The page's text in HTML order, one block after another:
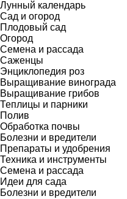
Лунный календарь
Сад и огород
Плодовый сад
Огород
Семена и рассада
Саженцы
Энциклопедия роз
Выращивание винограда
Выращивание грибов
Теплицы и парники
Полив
Обработка почвы
Болезни и вредители
Препараты и удобрения
Техника и инструменты
Семена и рассада
Идеи для сада
Болезни и вредители